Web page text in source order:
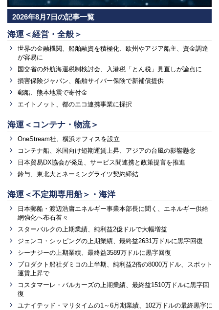
2026年8月7日の記事一覧
海運＜経営・全般＞
世界の金融機関、船舶融資を積極化、欧州やアジア船主、資金調達
が容易に
国交省の外航海運税制検討会、入港税「とん税」見直しが論点に
損害保険ジャパン、船舶サイバー保険で新補償提供
郵船、熊本地震で寄付金
エイトノット、都のエコ連携事業に採択
海運＜コンテナ・物流＞
OneStream社、横浜オフィスを設立
コンテナ船、米国向け短期運賃上昇、アジアの台風の影響懸念
日本貿易DX協会が発足、サービス間連携と政策提言を推進
鈴与、東北大とネーミングライツ契約締結
海運＜不定期専用船＞・海洋
日本郵船・渡辺浩庸エネルギー事業本部長に聞く、エネルギー供給
網強化へ布石着々
スターバルクの上期業績、純利益2億ドルで大幅増益
ジェンコ・シッピングの上期業績、最終益2631万ドルに黒字回復
シーナジーの上期業績、最終益3589万ドルに黒字回復
プロダクト船社ダミコの上半期、純利益2倍の8000万ドル、スポット
運賃上昇で
コスタマーレ・バルカーズの上期業績、最終益1510万ドルに黒字回
復
ユナイテッド・マリタイムの1～6月期業績、102万ドルの最終黒字に